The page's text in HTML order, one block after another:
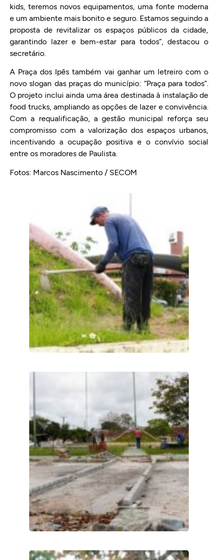
kids, teremos novos equipamentos, uma fonte moderna
e um ambiente mais bonito e seguro. Estamos seguindo a
proposta de revitalizar os espaços públicos da cidade,
garantindo lazer e bem-estar para todos”, destacou o
secretário.
A Praça dos Ipês também vai ganhar um letreiro com o
novo slogan das praças do município: “Praça para todos”.
O projeto inclui ainda uma área destinada à instalação de
food trucks, ampliando as opções de lazer e convivência.
Com a requalificação, a gestão municipal reforça seu
compromisso com a valorização dos espaços urbanos,
incentivando a ocupação positiva e o convívio social
entre os moradores de Paulista.
Fotos: Marcos Nascimento / SECOM